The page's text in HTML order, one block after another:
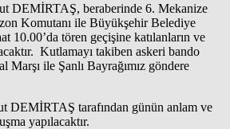
DEMİRTAŞ, beraberinde 6. Mekanize
Komutanı ile Büyükşehir Belediye
10.00’da tören geçişine katılanların ve
Kutlamayı takiben askeri bando
Marşı ile Şanlı Bayrağımız göndere
DEMİRTAŞ tarafından günün anlam ve
yapılacaktır.